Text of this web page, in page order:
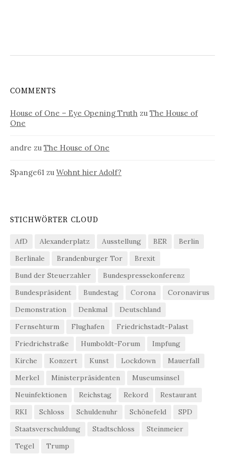
COMMENTS
House of One – Eye Opening Truth zu The House of
One
andre zu The House of One
Spange61 zu Wohnt hier Adolf?
STICHWÖRTER CLOUD
AfD Alexanderplatz Ausstellung BER
Berlin
Berlinale
Brandenburger Tor
Brexit
Bund der Steuerzahler
Bundespressekonferenz
Bundespräsident
Bundestag Corona
Coronavirus
Demonstration
Denkmal
Deutschland
Fernsehturm
Flughafen
Friedrichstadt-Palast
Friedrichstraße
Humboldt-Forum
Impfung
Kirche
Konzert Kunst Lockdown
Mauerfall
Merkel
Ministerpräsidenten
Museumsinsel
Neuinfektionen
Reichstag Rekord
Restaurant
RKI
Schloss Schuldenuhr Schönefeld
SPD
Staatsverschuldung
Stadtschloss
Steinmeier
Tegel
Trump